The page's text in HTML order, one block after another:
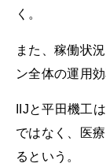
く。
また、稼働状
ン全体の運用
IIJと平田機工
ではなく、医
るという。